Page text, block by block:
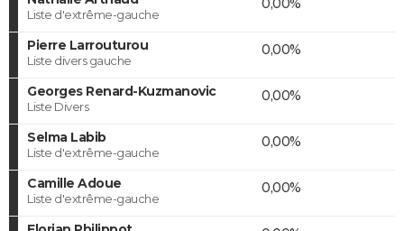
Liste d'extrême-gauche
0,00%
Pierre Larrouturou
Liste divers gauche
0,00%
Georges Renard-Kuzmanovic
Liste Divers
0,00%
Selma Labib
Liste d'extrême-gauche
0,00%
Camille Adoue
Liste d'extrême-gauche
0,00%